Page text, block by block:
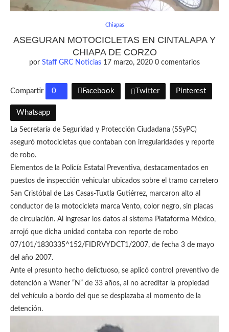
Chiapas
ASEGURAN MOTOCICLETAS EN CINTALAPA Y
CHIAPA DE CORZO
por Staff GRC Noticias 17 marzo, 2020 0 comentarios
Compartir 0 Facebook Twitter Pinterest
Whatsapp
La Secretaría de Seguridad y Protección Ciudadana (SSyPC)
aseguró motocicletas que contaban con irregularidades y reporte
de robo.
Elementos de la Policía Estatal Preventiva, destacamentados en
puestos de inspección vehicular ubicados sobre el tramo carretero
San Cristóbal de Las Casas-Tuxtla Gutiérrez, marcaron alto al
conductor de la motocicleta marca Vento, color negro, sin placas
de circulación. Al ingresar los datos al sistema Plataforma México,
arrojó que dicha unidad contaba con reporte de robo
07/101/1830335^152/FIDRVYDCT1/2007, de fecha 3 de mayo
del año 2007.
Ante el presunto hecho delictuoso, se aplicó control preventivo de
detención a Waner “N” de 33 años, al no acreditar la propiedad
del vehículo a bordo del que se desplazaba al momento de la
detención.